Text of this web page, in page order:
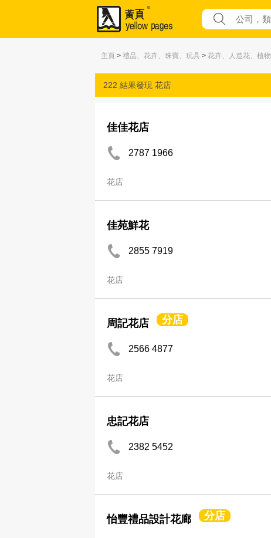
主頁 > 禮品、花卉、珠寶、玩具 > 花卉、人造花、植物
222 結果發現 花店
佳佳花店
2787 1966
花店
佳苑鮮花
2855 7919
花店
周記花店 分店
2566 4877
花店
忠記花店
2382 5452
花店
怡豐禮品設計花廊 分店